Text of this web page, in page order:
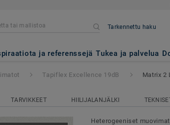
Tarkennettu haku
ja referenssejä Tukea ja palvelua
19dB - Matrix 2
Tapiflex Excellence 19dB Matrix 2
TARVIKKEET HIILIJALANJÄLKI
Heterogeeniset